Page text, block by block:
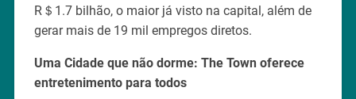
R＄1.7 bilhão, o maior já visto na capital, além de
gerar mais de 19 mil empregos diretos.
Uma Cidade que não dorme: The Town oferece
entretenimento para todos